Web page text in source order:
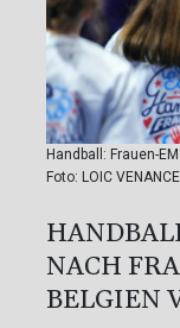
Handball: Frauen-
Foto: LOIC
NACH
BELGIEN